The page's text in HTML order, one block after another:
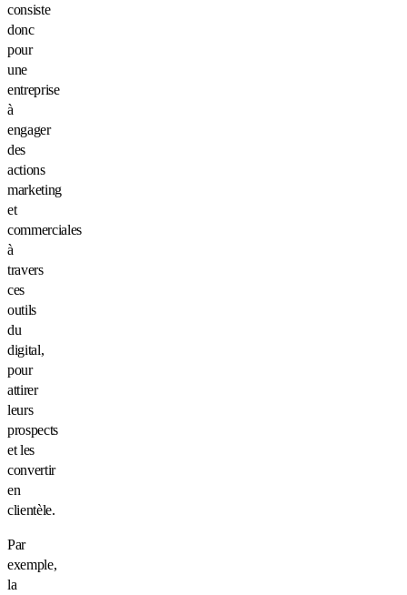
consiste
donc
pour
une
entreprise
à
engager
des
actions
marketing
et
commerciales
à
travers
ces
outils
du
digital,
pour
attirer
leurs
prospects
et les
convertir
en
clientèle.
Par
exemple,
la